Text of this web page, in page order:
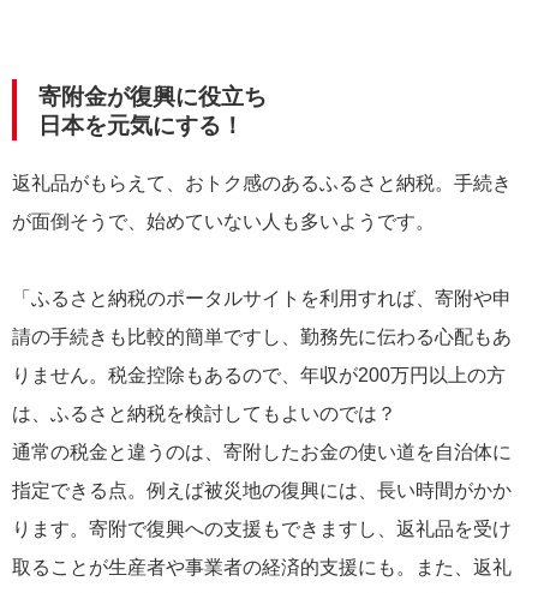
寄附金が復興に役立ち
日本を元気にする！
返礼品がもらえて、おトク感のあるふるさと納税。手続き
が面倒そうで、始めていない人も多いようです。
「ふるさと納税のポータルサイトを利用すれば、寄附や申
請の手続きも比較的簡単ですし、勤務先に伝わる心配もあ
りません。税金控除もあるので、年収が200万円以上の方
は、ふるさと納税を検討してもよいのでは？
通常の税金と違うのは、寄附したお金の使い道を自治体に
指定できる点。例えば被災地の復興には、長い時間がかか
ります。寄附で復興への支援もできますし、返礼品を受け
取ることが生産者や事業者の経済的支援にも。また、返礼